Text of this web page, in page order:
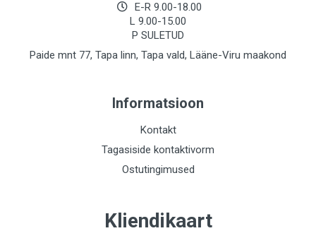
E-R 9.00-18.00
L 9.00-15.00
P SULETUD
Paide mnt 77, Tapa linn, Tapa vald, Lääne-Viru maakond
Informatsioon
Kontakt
Tagasiside kontaktivorm
Ostutingimused
Kliendikaart